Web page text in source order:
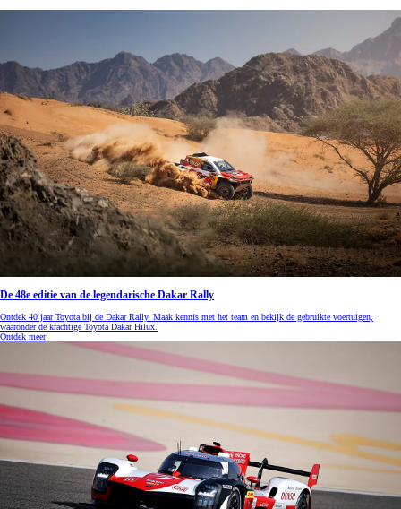
De 48e editie van de legendarische Dakar Rally
Ontdek 40 jaar Toyota bij de Dakar Rally. Maak kennis met het team en bekijk de gebruikte voertuigen,
waaronder de krachtige Toyota Dakar Hilux.
Ontdek meer